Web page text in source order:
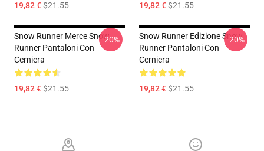
19,82 €$21.55 19,82 €$21.55
Snow Runner Merce Snow
Runner Pantaloni Con
Cerniera
19,82 €$21.55
-20%
Snow Runner Edizione Snow
Runner Pantaloni Con
Cerniera
19,82 €$21.55
-20%